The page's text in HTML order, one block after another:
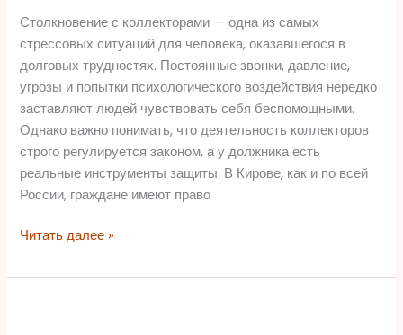
Столкновение с коллекторами — одна из самых
стрессовых ситуаций для человека, оказавшегося в
долговых трудностях. Постоянные звонки, давление,
угрозы и попытки психологического воздействия нередко
заставляют людей чувствовать себя беспомощными.
Однако важно понимать, что деятельность коллекторов
строго регулируется законом, а у должника есть
реальные инструменты защиты. В Кирове, как и по всей
России, граждане имеют право
отстоять
свои
права
законным
способом
Читать далее »